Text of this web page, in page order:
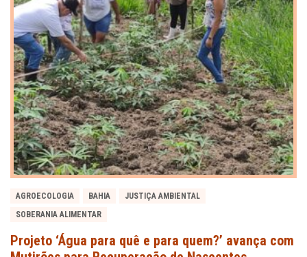
AGROECOLOGIA BAHIA
JUSTIÇA AMBIENTAL
SOBERANIA ALIMENTAR
Projeto ‘Água para quê e para quem?’ avança com